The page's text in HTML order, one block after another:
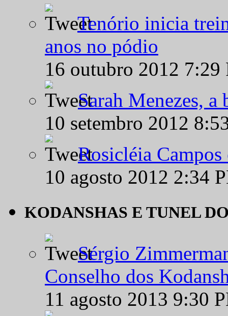
Tenório inicia
anos no pódio
16 outubro 2012
Sarah Menezes,
10 setembro 2012
Rosicléia
10 agosto 2012 2:34
KODANSHAS E TUNEL
Sérgio
Conselho dos
11 agosto 2013 9:30